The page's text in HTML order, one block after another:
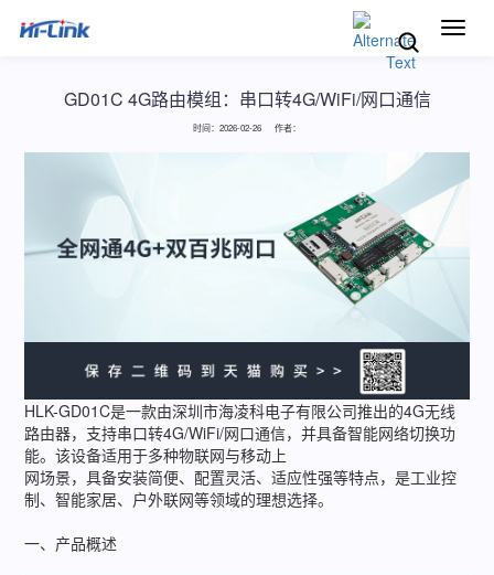
切
GD01C 4G路由模组：串口转4G/WiFi/网口通信
时间：2026-02-26 作者：
HLK-GD01C是一款由深圳市海凌科电子有限公司推出的4G无线
路由器，支持串口转4G/WiFi/网口通信，并具备智能网络切换功
能。该设备适用于多种物联网与移动上
网场景，具备安装简便、配置灵活、适应性强等特点，是工业控
制、智能家居、户外联网等领域的理想选择。
一、产品概述